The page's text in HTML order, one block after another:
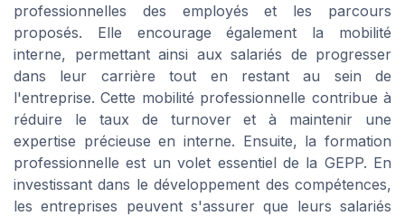
professionnelles des employés et les parcours
proposés. Elle encourage également la mobilité
interne, permettant ainsi aux salariés de progresser
dans leur carrière tout en restant au sein de
l'entreprise. Cette mobilité professionnelle contribue à
réduire le taux de turnover et à maintenir une
expertise précieuse en interne. Ensuite, la formation
professionnelle est un volet essentiel de la GEPP. En
investissant dans le développement des compétences,
les entreprises peuvent s'assurer que leurs salariés